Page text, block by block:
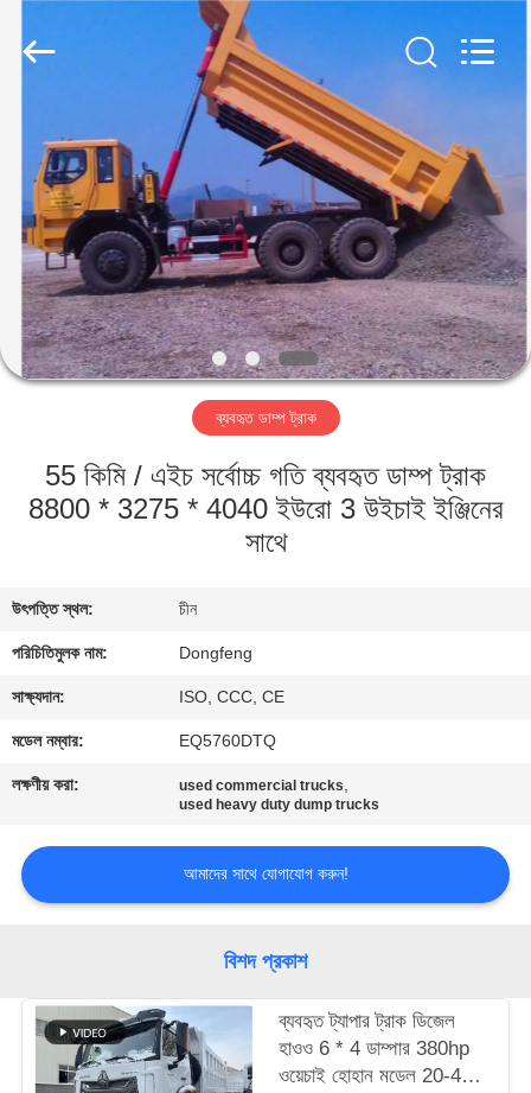
পণ্য
আমাদের
সম্পর্কে
কারখানা
মান
যোগাযোগ
করুন
উদ্ধৃতির
জন্য
সাইট
গোপনীয়তা
ZHENGZHOU
CO.,
LTD..
ব্যবহৃত ডাম্প ট্রাক
55 কিমি / এইচ সর্বোচ্চ গতি ব্যবহৃত ডাম্প ট্রাক
8800 * 3275 * 4040 ইউরো 3 উইচাই ইঞ্জিনের
সাথে
উৎপত্তি স্থল: চীন
পরিচিতিমুলক নাম: Dongfeng
সাক্ষ্যদান: ISO, CCC, CE
মডেল নম্বার: EQ5760DTQ
লক্ষণীয় করা: used commercial trucks,
used heavy duty dump trucks
আমাদের সাথে যোগাযোগ করুন!
বিশদ প্রকাশ
ব্যবহৃত ট্যাপার ট্রাক ডিজেল
হাওও 6 * 4 ডাম্পার 380hp
ওয়েচাই হোহান মডেল 20-40